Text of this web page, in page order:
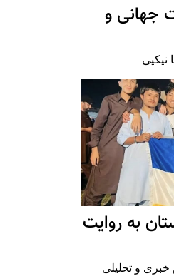
جهانی و
نیکپی
به روایت
و تحلیلی